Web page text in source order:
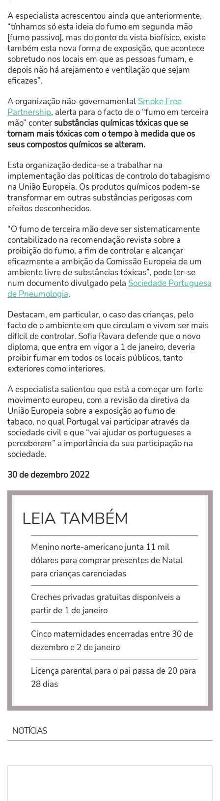
A especialista acrescentou ainda que anteriormente,
“tínhamos só esta ideia do fumo em segunda mão
[fumo passivo], mas do ponto de vista biofísico, existe
também esta nova forma de exposição, que acontece
sobretudo nos locais em que as pessoas fumam, e
depois não há arejamento e ventilação que sejam
eficazes”.
A organização não-governamental Smoke Free
Partnership, alerta para o facto de o “fumo em terceira
mão” conter substâncias químicas tóxicas que se
tornam mais tóxicas com o tempo à medida que os
seus compostos químicos se alteram.
Esta organização dedica-se a trabalhar na
implementação das políticas de controlo do tabagismo
na União Europeia. Os produtos químicos podem-se
transformar em outras substâncias perigosas com
efeitos desconhecidos.
“O fumo de terceira mão deve ser sistematicamente
contabilizado na recomendação revista sobre a
proibição do fumo, a fim de controlar e alcançar
eficazmente a ambição da Comissão Europeia de um
ambiente livre de substâncias tóxicas”, pode ler-se
num documento divulgado pela Sociedade Portuguesa
de Pneumologia.
Destacam, em particular, o caso das crianças, pelo
facto de o ambiente em que circulam e vivem ser mais
difícil de controlar. Sofia Ravara defende que o novo
diploma, que entra em vigor a 1 de janeiro, deveria
proibir fumar em todos os locais públicos, tanto
exteriores como interiores.
A especialista salientou que está a começar um forte
movimento europeu, com a revisão da diretiva da
União Europeia sobre a exposição ao fumo de
tabaco, no qual Portugal vai participar através da
sociedade civil e que “vai ajudar os portugueses a
perceberem” a importância da sua participação na
sociedade.
30 de dezembro 2022
LEIA TAMBÉM
Menino norte-americano junta 11 mil
dólares para comprar presentes de Natal
para crianças carenciadas
Creches privadas gratuitas disponíveis a
partir de 1 de janeiro
Cinco maternidades encerradas entre 30 de
dezembro e 2 de janeiro
Licença parental para o pai passa de 20 para
28 dias
NOTÍCIAS